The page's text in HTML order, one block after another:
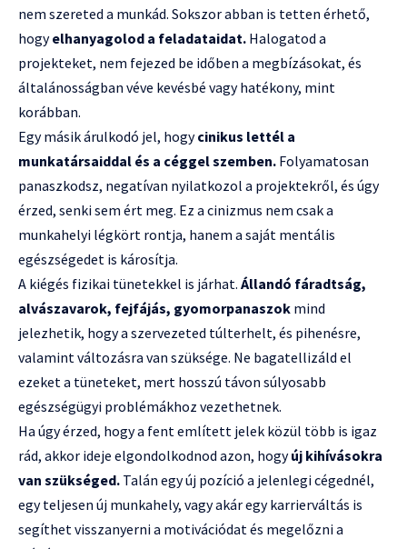
nem szereted a munkád. Sokszor abban is tetten érhető,
hogyelhanyagolod a feladataidat. Halogatod a
projekteket, nem fejezed be időben a megbízásokat, és
általánosságban véve kevésbé vagy hatékony, mint
korábban.
Egy másik árulkodó jel, hogycinikus lettél a
munkatársaiddal és a céggel szemben. Folyamatosan
panaszkodsz, negatívan nyilatkozol a projektekről, és úgy
érzed, senki sem ért meg. Ez a cinizmus nem csak a
munkahelyi légkört rontja, hanem a saját mentális
egészségedet is károsítja.
A kiégés fizikai tünetekkel is járhat. Állandó fáradtság,
alvászavarok, fejfájás, gyomorpanaszok mind
jelezhetik, hogy a szervezeted túlterhelt, és pihenésre,
valamint változásra van szüksége. Ne bagatellizáld el
ezeket a tüneteket, mert hosszú távon súlyosabb
egészségügyi problémákhoz vezethetnek.
Ha úgy érzed, hogy a fent említett jelek közül több is igaz
rád, akkor ideje elgondolkodnod azon, hogyúj kihívásokra
van szükséged. Talán egy új pozíció a jelenlegi cégednél,
egy teljesen új munkahely, vagy akár egy karrierváltás is
segíthet visszanyerni a motivációdat és megelőzni a